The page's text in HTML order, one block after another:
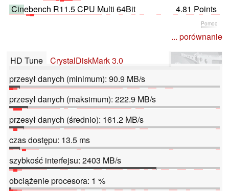
Cinebench R11.5 CPU Multi 64Bit
4.81 Points
Pomoc
... porównanie
HD Tune
CrystalDiskMark 3.0
przesył danych (minimum): 90.9 MB/s
przesył danych (maksimum): 222.9 MB/s
przesył danych (średnio): 161.2 MB/s
czas dostępu: 13.5 ms
szybkość interfejsu: 2403 MB/s
obciążenie procesora: 1 %